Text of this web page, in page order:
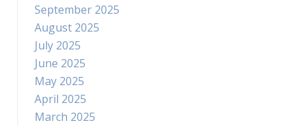
September 2025
August 2025
July 2025
June 2025
May 2025
April 2025
March 2025